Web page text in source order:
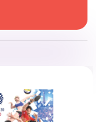
جهانی نیز معروف
توانست میلیون